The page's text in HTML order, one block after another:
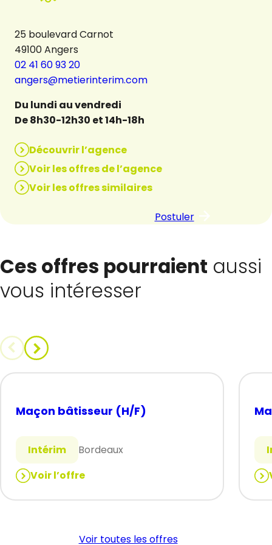
25 boulevard Carnot
49100 Angers
02 41 60 93 20
angers@metierinterim.com
Du lundi au vendredi
De 8h30-12h30 et 14h-18h
Découvrir l’agence
Voir les offres de l’agence
Voir les offres similaires
Postuler
Ces offres pourraient aussi
vous intéresser
Maçon bâtisseur (H/F)
Intérim
Bordeaux
Voir l’offre
:
Maçon
:
Voir toutes les offres